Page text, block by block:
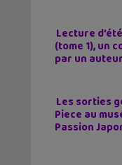
Lecture
(tome 1), un
par un
Les sorties
Piece au
Passion